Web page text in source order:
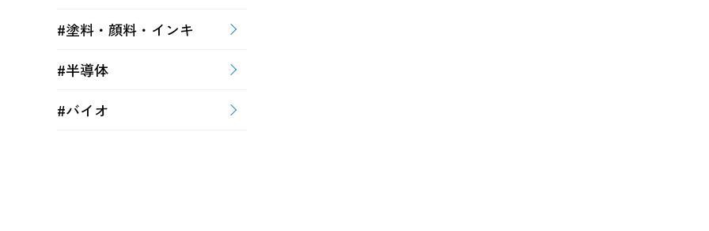
#塗料・顔料・インキ
#半導体
#バイオ